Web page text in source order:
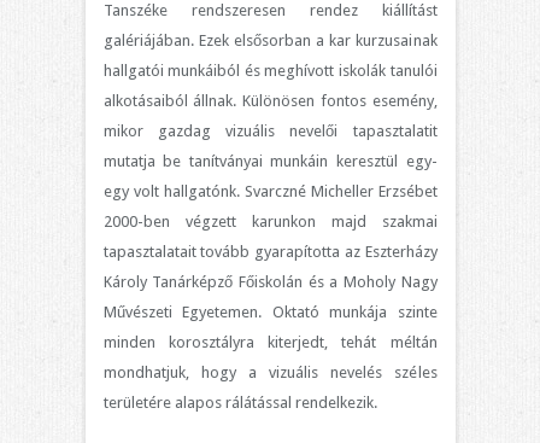
Tanszéke rendszeresen rendez kiállítást
galériájában. Ezek elsősorban a kar kurzusainak
hallgatói munkáiból és meghívott iskolák tanulói
alkotásaiból állnak. Különösen fontos esemény,
mikor gazdag vizuális nevelői tapasztalatit
mutatja be tanítványai munkáin keresztül egy-
egy volt hallgatónk. Svarczné Micheller Erzsébet
2000-ben végzett karunkon majd szakmai
tapasztalatait tovább gyarapította az Eszterházy
Károly Tanárképző Főiskolán és a Moholy Nagy
Művészeti Egyetemen. Oktató munkája szinte
minden korosztályra kiterjedt, tehát méltán
mondhatjuk, hogy a vizuális nevelés széles
területére alapos rálátással rendelkezik.